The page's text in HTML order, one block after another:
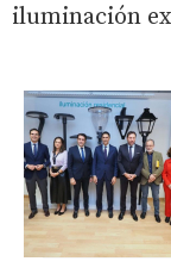
iluminación